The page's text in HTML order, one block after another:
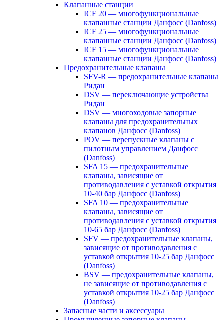
Клапанные станции
ICF 20 — многофункциональные
клапанные станции Данфосс (Danfoss)
ICF 25 — многофункциональные
клапанные станции Данфосс (Danfoss)
ICF 15 — многофункциональные
клапанные станции Данфосс (Danfoss)
Предохранительные клапаны
SFV-R — предохранительные клапаны
Ридан
DSV — переключающие устройства
Ридан
DSV — многоходовые запорные
клапаны для предохранительных
клапанов Данфосс (Danfoss)
POV — перепускные клапаны с
пилотным управлением Данфосс
(Danfoss)
SFA 15 — предохранительные
клапаны, зависящие от
противодавления с уставкой открытия
10-40 бар Данфосс (Danfoss)
SFA 10 — предохранительные
клапаны, зависящие от
противодавления с уставкой открытия
10-65 бар Данфосс (Danfoss)
SFV — предохранительные клапаны,
зависящие от противодавления с
уставкой открытия 10-25 бар Данфосс
(Danfoss)
BSV — предохранительные клапаны,
не зависящие от противодавления с
уставкой открытия 10-25 бар Данфосс
(Danfoss)
Запасные части и аксессуары